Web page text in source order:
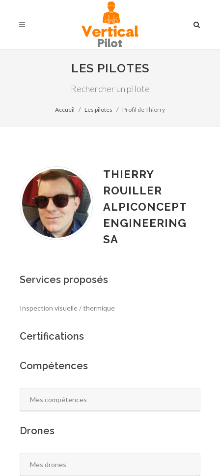
LES PILOTES
Rechercher un pilote
Accueil Les pilotes Profil de Thierry
THIERRY
ROUILLER
ALPICONCEPT
ENGINEERING
SA
Services proposés
Inspection visuelle / thermique
Certifications
Compétences
Mes compétences
Drones
Mes drones